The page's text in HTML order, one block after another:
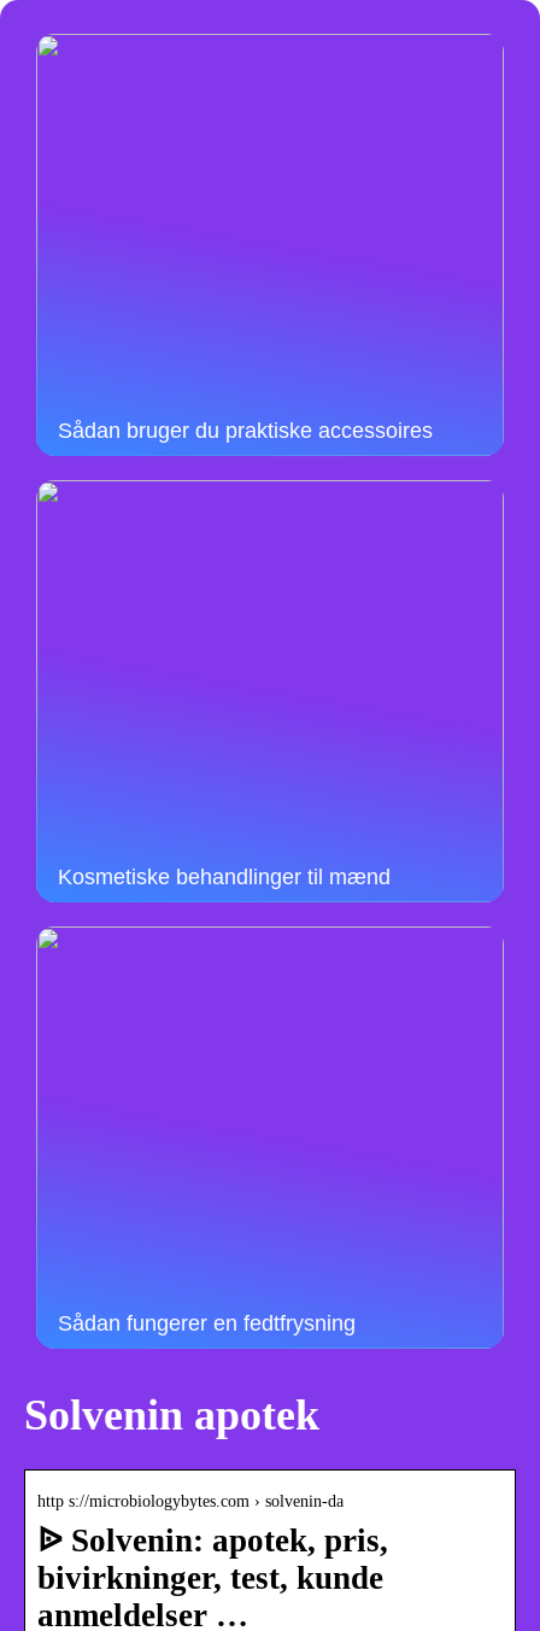
Sådan bruger du praktiske accessoires
Kosmetiske behandlinger til mænd
Sådan fungerer en fedtfrysning
Solvenin apotek
http s://microbiologybytes.com › solvenin-da
ᐉ Solvenin: apotek, pris,
bivirkninger, test, kunde
anmeldelser …